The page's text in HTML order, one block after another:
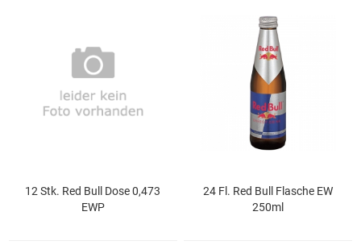
Tischkultur
Trocken-/Backfrüchte
Waffeln / Kekse
12 Stk. Red Bull Dose 0,473
EWP
24 Fl. Red Bull Flasche EW
250ml